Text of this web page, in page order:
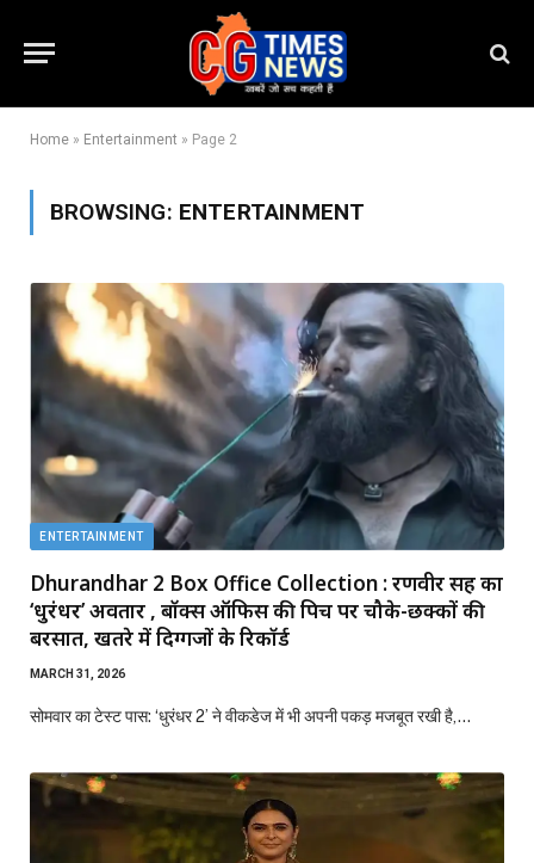
Home » Entertainment » Page 2
BROWSING: ENTERTAINMENT
ENTERTAINMENT
Dhurandhar 2 Box Office Collection : रणवीर सिंह का
‘धुरंधर’ अवतार , बॉक्स ऑफिस की पिच पर चौके-छक्कों की
बरसात, खतरे में दिग्गजों के रिकॉर्ड
MARCH 31, 2026
सोमवार का टेस्ट पास: ‘धुरंधर 2’ ने वीकडेज में भी अपनी पकड़ मजबूत रखी है,…